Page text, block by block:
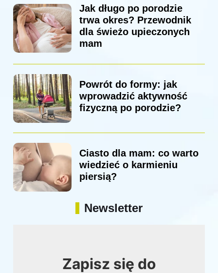
Jak długo po porodzie
trwa okres? Przewodnik
dla świeżo upieczonych
mam
Powrót do formy: jak
wprowadzić aktywność
fizyczną po porodzie?
Ciasto dla mam: co warto
wiedzieć o karmieniu
piersią?
Newsletter
Zapisz się do